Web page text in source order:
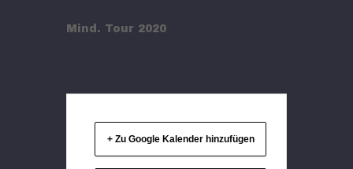
Mind. Tour 2020
+ Zu Google Kalender hinzufügen